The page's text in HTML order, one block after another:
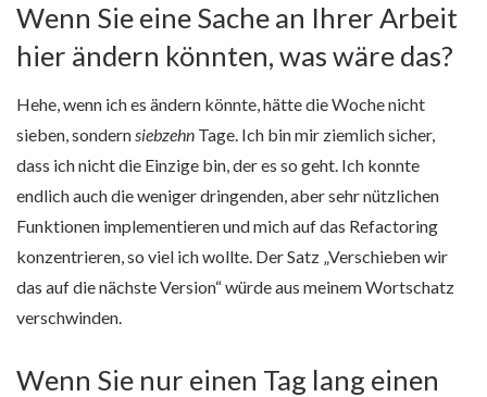
Wenn Sie eine Sache an Ihrer Arbeit
hier ändern könnten, was wäre das?
Hehe, wenn ich es ändern könnte, hätte die Woche nicht
sieben, sondernsiebzehn Tage. Ich bin mir ziemlich sicher,
dass ich nicht die Einzige bin, der es so geht. Ich konnte
endlich auch die weniger dringenden, aber sehr nützlichen
Funktionen implementieren und mich auf das Refactoring
konzentrieren, so viel ich wollte. Der Satz „Verschieben wir
das auf die nächste Version“ würde aus meinem Wortschatz
verschwinden.
Wenn Sie nur einen Tag lang einen